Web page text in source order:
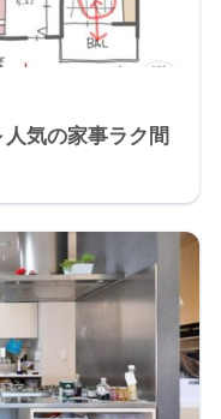
気の家事ラク間